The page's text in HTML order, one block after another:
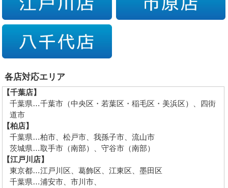
各店対応エリア
【千葉店】
千葉県…千葉市（中央区・若葉区・稲毛区・美浜区）、四街
道市
【柏店】
千葉県…柏市、松戸市、我孫子市、流山市
茨城県…取手市（南部）、守谷市（南部）
【江戸川店】
東京都…江戸川区、葛飾区、江東区、墨田区
千葉県…浦安市、市川市、